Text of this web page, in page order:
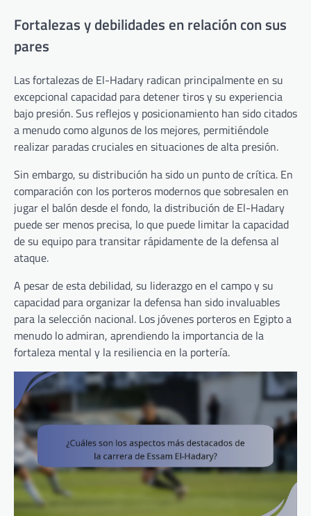
Fortalezas y debilidades en relación con sus
pares
Las fortalezas de El-Hadary radican principalmente en su
excepcional capacidad para detener tiros y su experiencia
bajo presión. Sus reflejos y posicionamiento han sido citados
a menudo como algunos de los mejores, permitiéndole
realizar paradas cruciales en situaciones de alta presión.
Sin embargo, su distribución ha sido un punto de crítica. En
comparación con los porteros modernos que sobresalen en
jugar el balón desde el fondo, la distribución de El-Hadary
puede ser menos precisa, lo que puede limitar la capacidad
de su equipo para transitar rápidamente de la defensa al
ataque.
A pesar de esta debilidad, su liderazgo en el campo y su
capacidad para organizar la defensa han sido invaluables
para la selección nacional. Los jóvenes porteros en Egipto a
menudo lo admiran, aprendiendo la importancia de la
fortaleza mental y la resiliencia en la portería.